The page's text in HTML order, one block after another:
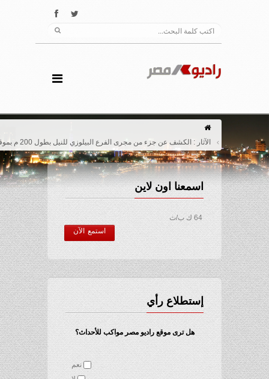
الآثار : الكشف عن جزء من مجرى الفرع البيلوزي للنيل بطول 200 م بموقع تل دفنة
اسمعنا اون لاين
64 ك ب/ث
استمع الآن
إستطلاع رأي
هل ترى موقع راديو مصر مواكب للأحداث؟
نعم